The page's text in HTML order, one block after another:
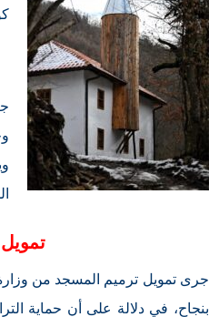
جرى تمويل ترميم المسجد من وزارة
بنجاح، في دلالة على أن حماية